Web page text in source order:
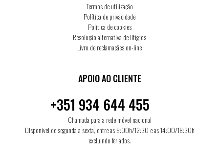
Termos de utilização
Política de privacidade
Política de cookies
Resolução alternativa de litígios
Livro de reclamaçães on-line
APOIO AO CLIENTE
+351 934 644 455
Chamada para a rede móvel nacional
Disponível de segunda a sexta, entre as 9:00h/12:30 e as 14:00/18:30h
excluindo feriados.